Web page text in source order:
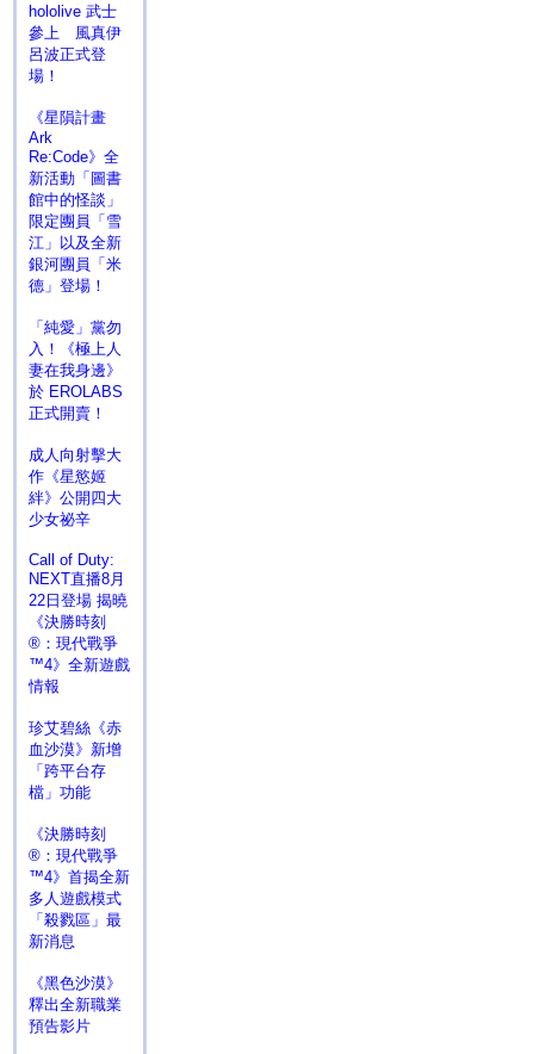
hololive 武士
參上 風真伊
呂波正式登
場！
《星隕計畫
Ark
Re:Code》全
新活動「圖書
館中的怪談」
限定團員「雪
江」以及全新
銀河團員「米
德」登場！
「純愛」黨勿
入！《極上人
妻在我身邊》
於 EROLABS
正式開賣！
成人向射擊大
作《星慾姬
絆》公開四大
少女祕辛
Call of Duty:
NEXT直播8月
22日登場 揭曉
《決勝時刻
®：現代戰爭
™4》全新遊戲
情報
珍艾碧絲《赤
血沙漠》新增
「跨平台存
檔」功能
《決勝時刻
®：現代戰爭
™4》首揭全新
多人遊戲模式
「殺戮區」最
新消息
《黑色沙漠》
釋出全新職業
預告影片